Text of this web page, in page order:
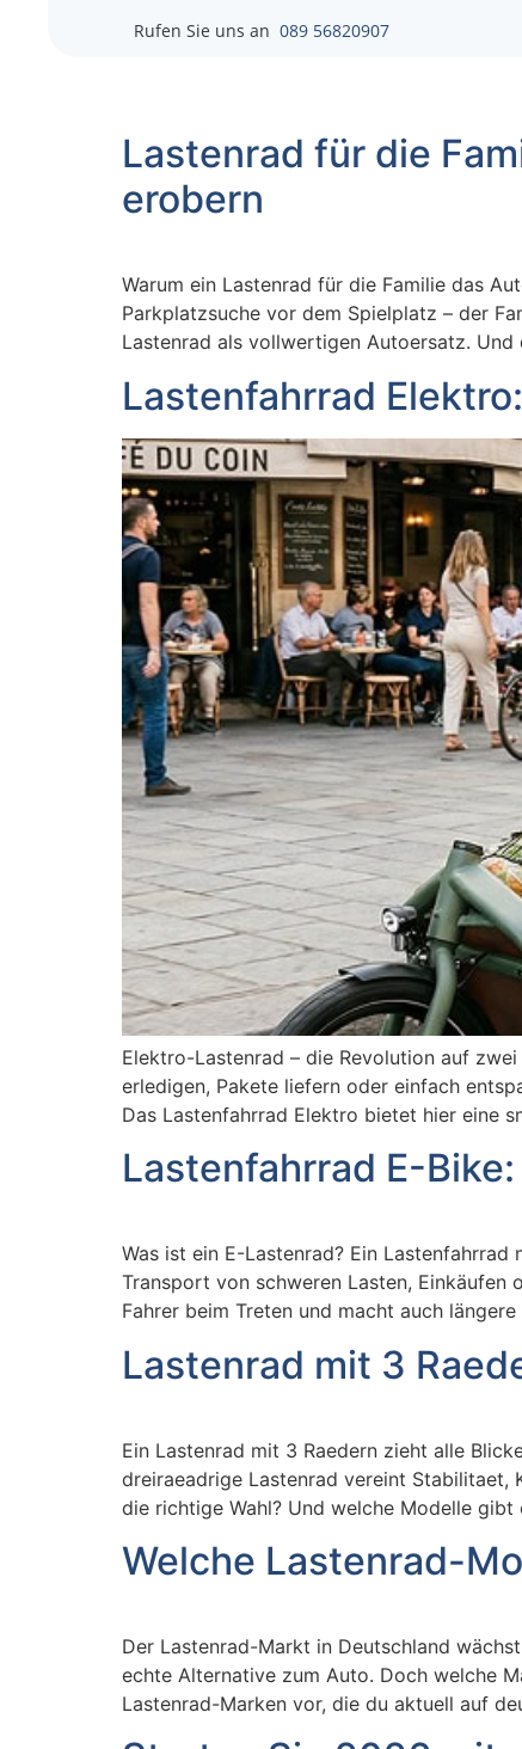
Rufen Sie uns an 089 56820907
Lastenrad für die
erobern
Warum ein Lastenrad für die Familie das
Parkplatzsuche vor dem Spielplatz – der
Lastenrad als vollwertigen Autoersatz.
Lastenfahrrad
Elektro-Lastenrad – die Revolution auf
erledigen, Pakete liefern oder einfach
Das Lastenfahrrad Elektro bietet hier eine
Lastenfahrrad E-
Was ist ein E-Lastenrad? Ein
Transport von schweren Lasten,
Fahrer beim Treten und macht auch
Lastenrad mit 3
Ein Lastenrad mit 3 Raedern zieht alle
dreiraeadrige Lastenrad vereint Stabilitaet,
die richtige Wahl? Und welche Modelle
Welche Lastenrad-
Der Lastenrad-Markt in Deutschland
echte Alternative zum Auto. Doch welche
Lastenrad-Marken vor, die du aktuell auf